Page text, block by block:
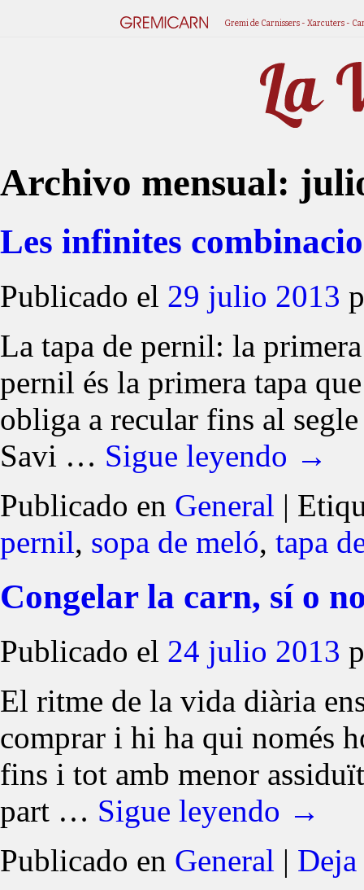
Gremi de Carnissers - Xarcuters -
Archivo mensual:
Les infinites
Publicado el 29 julio 2013
La tapa de pernil: la
pernil és la primera tapa
obliga a recular fins al
Savi … Sigue leyendo →
Publicado en General |
pernil, sopa de meló, tapa
Congelar la carn, sí o
Publicado el 24 julio 2013
El ritme de la vida diària
comprar i hi ha qui només
fins i tot amb menor
part … Sigue leyendo →
Publicado en General |